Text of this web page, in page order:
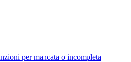
per mancata o incompleta